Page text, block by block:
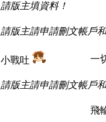
請版主填資料！
請版主請申請刪文帳戶
小戰吐 一
請版主請申請刪文帳戶
飛